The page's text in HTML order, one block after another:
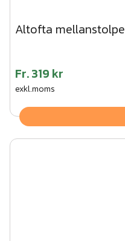
Altofta mellanstolpe
Fr.319 kr
exkl.moms